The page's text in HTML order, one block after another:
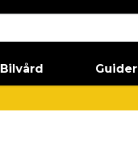
Bilvård Guider